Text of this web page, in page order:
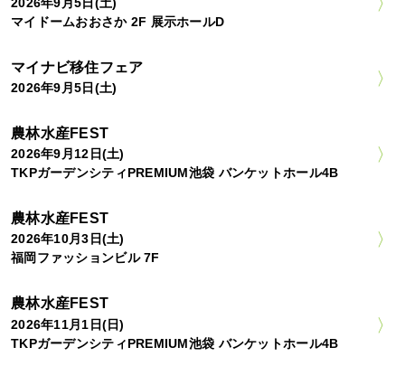
マイドームおおさか 2F 展示ホールD
マイナビ移住フェア
2026年9月5日(土)
農林水産FEST
2026年9月12日(土)
TKPガーデンシティPREMIUM池袋 バンケットホール4B
農林水産FEST
2026年10月3日(土)
福岡ファッションビル 7F
農林水産FEST
2026年11月1日(日)
TKPガーデンシティPREMIUM池袋 バンケットホール4B